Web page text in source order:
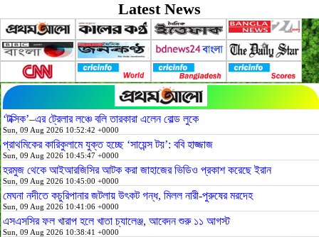
Latest News
‘টক্সিক’–এর ট্রেলার লঞ্চে বলি তারকারা এলেন বোল্ড লুকে
Sun, 09 Aug 2026 10:52:42 +0000
প্রাথমিকের কারিকুলামে যুক্ত হচ্ছে ‘সায়েন্স টয়’: ববি হাজ্জাজ
Sun, 09 Aug 2026 10:45:47 +0000
হরমুজ থেকে আইআরজিসির আটক করা জাহাজের ভিডিও প্রকাশ করেছে ইরান
Sun, 09 Aug 2026 10:45:00 +0000
মেঘনা নদীতে কচুরিপানার জটলায় উৎকট গন্ধ, মিলল নারী-পুরুষের মরদেহ
Sun, 09 Aug 2026 10:41:06 +0000
এসএসসির ফল খারাপ হলে খাতা চ্যালেঞ্জ, আবেদন শুরু ১১ আগস্ট
Sun, 09 Aug 2026 10:38:41 +0000